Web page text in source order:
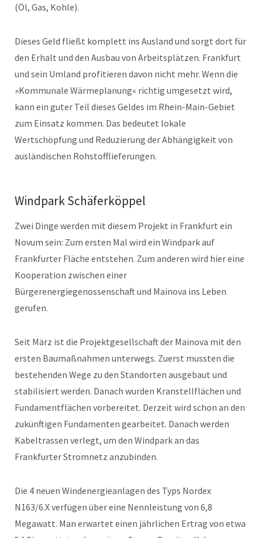
(Öl, Gas, Kohle).
Dieses Geld fließt komplett ins Ausland und sorgt dort für
den Erhalt und den Ausbau von Arbeitsplätzen. Frankfurt
und sein Umland profitieren davon nicht mehr. Wenn die
»Kommunale Wärmeplanung« richtig umgesetzt wird,
kann ein guter Teil dieses Geldes im Rhein-Main-Gebiet
zum Einsatz kommen. Das bedeutet lokale
Wertschöpfung und Reduzierung der Abhängigkeit von
ausländischen Rohstofflieferungen.
Windpark Schäferköppel
Zwei Dinge werden mit diesem Projekt in Frankfurt ein
Novum sein: Zum ersten Mal wird ein Windpark auf
Frankfurter Fläche entstehen. Zum anderen wird hier eine
Kooperation zwischen einer
Bürgerenergiegenossenschaft und Mainova ins Leben
gerufen.
Seit März ist die Projektgesellschaft der Mainova mit den
ersten Baumaßnahmen unterwegs. Zuerst mussten die
bestehenden Wege zu den Standorten ausgebaut und
stabilisiert werden. Danach wurden Kranstellflächen und
Fundamentflächen vorbereitet. Derzeit wird schon an den
zukünftigen Fundamenten gearbeitet. Danach werden
Kabeltrassen verlegt, um den Windpark an das
Frankfurter Stromnetz anzubinden.
Die 4 neuen Windenergieanlagen des Typs Nordex
N163/6.X verfügen über eine Nennleistung von 6,8
Megawatt. Man erwartet einen jährlichen Ertrag von etwa